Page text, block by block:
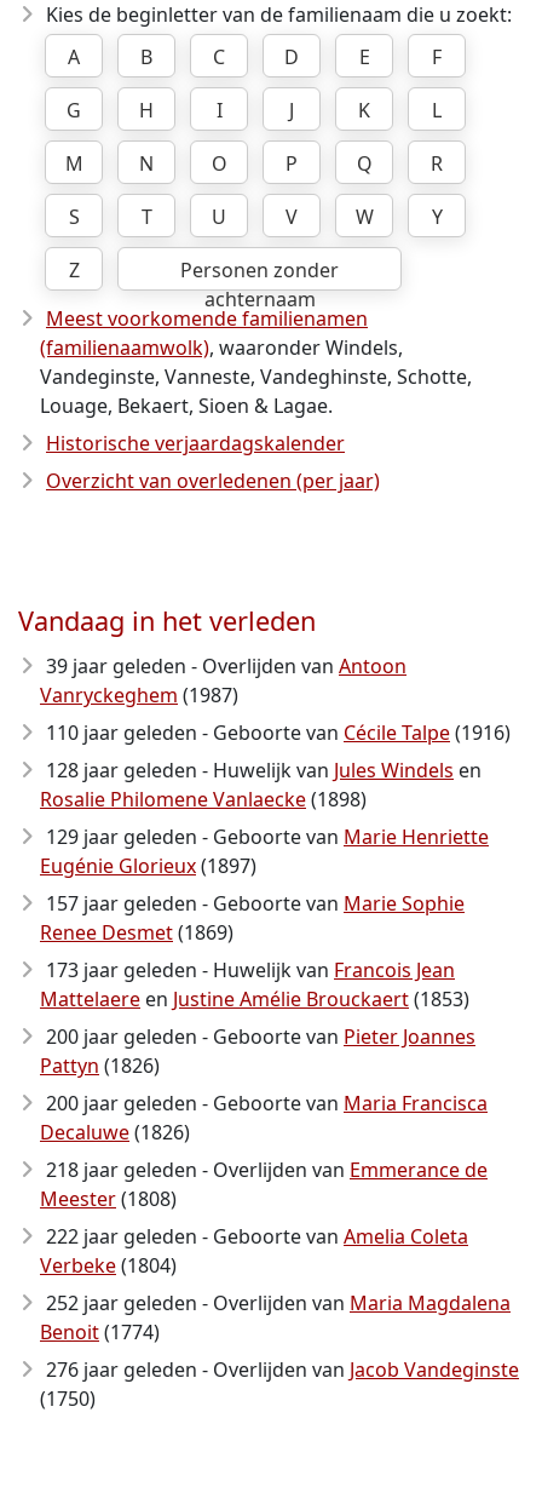
Kies de beginletter van de familienaam die u zoekt:
A
B C D E
F
G
H I J K
L
M
N O P Q
R
S
T U V W
Y
Z
Personen zonder
achternaam
Meest voorkomende familienamen
(familienaamwolk), waaronder Windels,
Vandeginste, Vanneste, Vandeghinste, Schotte,
Louage, Bekaert, Sioen & Lagae.
Historische verjaardagskalender
Overzicht van overledenen (per jaar)
Vandaag in het verleden
39 jaar geleden - Overlijden van Antoon
Vanryckeghem (1987)
110 jaar geleden - Geboorte van Cécile Talpe(1916)
128 jaar geleden - Huwelijk van Jules Windels en
Rosalie Philomene Vanlaecke(1898)
129 jaar geleden - Geboorte van Marie Henriette
Eugénie Glorieux(1897)
157 jaar geleden - Geboorte van Marie Sophie
Renee Desmet(1869)
173 jaar geleden - Huwelijk van Francois Jean
Mattelaere en Justine Amélie Brouckaert(1853)
200 jaar geleden - Geboorte van Pieter Joannes
Pattyn (1826)
200 jaar geleden - Geboorte van Maria Francisca
Decaluwe(1826)
218 jaar geleden - Overlijden van Emmerance de
Meester(1808)
222 jaar geleden - Geboorte van Amelia Coleta
Verbeke(1804)
252 jaar geleden - Overlijden van Maria Magdalena
Benoit(1774)
276 jaar geleden - Overlijden van Jacob Vandeginste
(1750)